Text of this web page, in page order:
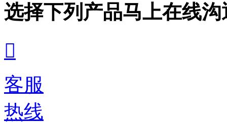
选择下列产品马上在线沟

客服
热线